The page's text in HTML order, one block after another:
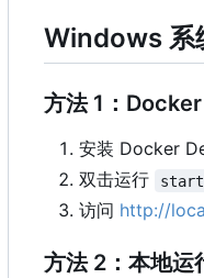
Windows 系
方法 1 ： Docker
安装 Docker
双击运行
访问 http://
方法 2：本地运